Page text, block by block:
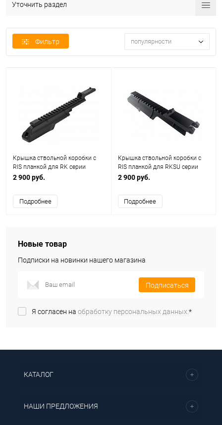
Уточнить раздел
Фильтр популярности
Крышка ствольной коробки с
RIS планкой для RK серии
(CYMA) C.194
2 900 руб.
Подробнее
Крышка ствольной коробки с
RIS планкой для RKSU серии
(CYMA) C.232
2 900 руб.
Подробнее
Новые товар
Подписки на новинки нашего магазина
Подписаться
Я согласен на обработку персональных данных.*
КАТАЛОГ
НАШИ ПРЕДЛОЖЕНИЯ